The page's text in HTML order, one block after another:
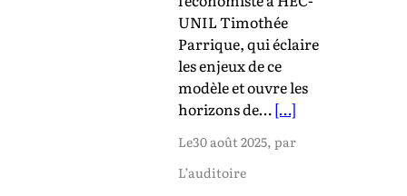
UNIL Timothée
Parrique, qui éclaire
les enjeux de ce
modèle et ouvre les
horizons de…[…]
Le30 août 2025, par
L’auditoire